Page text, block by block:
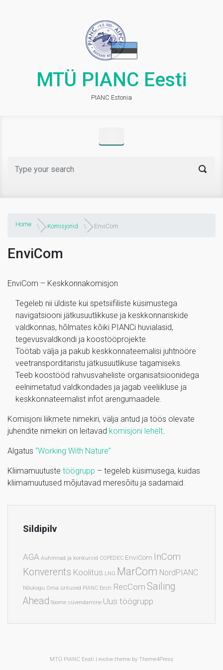
MTÜ PIANC Eesti
PIANC Estonia
Home Komisjonid EnviCom
EnviCom
EnviCom – Keskkonnakomisjon
Tegeleb nii üldiste kui spetsiifiliste küsimustega
navigatsiooni jätkusuutlikkuse ja keskkonnariskide
valdkonnas, hõlmates kõiki PIANCi huvialasid,
tegevusvaldkondi ja koostööprojekte.
Töötab välja ja pakub keskkonnateemalisi juhtnööre
veetransporditaristu jätkusuutlikuse tagamiseks.
Teeb koostööd rahvusvaheliste organisatsioonidega
eelnimetatud valdkondades ja jagab veeliikluse ja
keskkonnateemalist infot arengumaadele.
Komisjoni liikmete nimekiri, välja antud ja töös olevate
juhendite nimekiri on leitavad komisjoni lehelt.
Algatus “Working With Nature”
Kliimamuutuste töögrupp – tegeleb küsimusega, kuidas
kliimamuutused mõjutavad meresõitu ja sadamaid.
Sildipilv
AGA Auhinnad ja konkursid COPEDEC EnviCom InCom
Konverents Koolitus LNG MarCom NordPIANC
Nõukogu Oma üritused PIANC Eesti RecCom Sailing
Ahead Soome süvendamine Uus töögrupp
MTÜ PIANC Eesti | evolve theme by Theme4Press